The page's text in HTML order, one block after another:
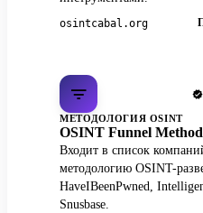
osintcabal.org
МЕТОДОЛОГИЯ OSINT
OSINT Funnel
Входит в список
методологию OSINT-
HaveIBeenPwned,
Snusbase.